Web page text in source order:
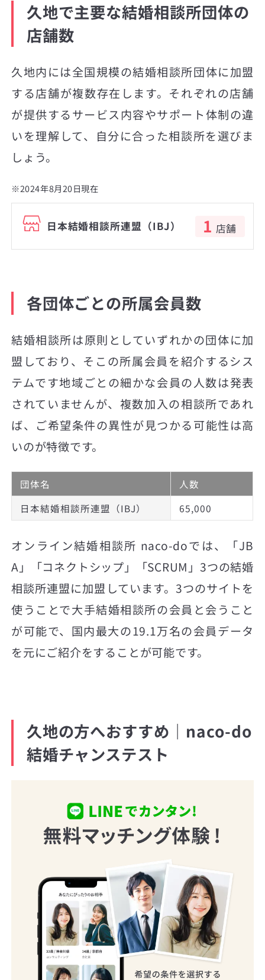
久地で主要な結婚相談所団体の
店舗数
久地内には全国規模の結婚相談所団体に加盟
する店舗が複数存在します。それぞれの店舗
が提供するサービス内容やサポート体制の違
いを理解して、自分に合った相談所を選びま
しょう。
※2024年8月20日現在
日本結婚相談所連盟（IBJ） 1 店舗
各団体ごとの所属会員数
結婚相談所は原則としていずれかの団体に加
盟しており、そこの所属会員を紹介するシス
テムです地域ごとの細かな会員の人数は発表
されていませんが、複数加入の相談所であれ
ば、ご希望条件の異性が見つかる可能性は高
いのが特徴です。
団体名
人数
日本結婚相談所連盟（IBJ）
65,000
オンライン結婚相談所 naco-doでは、「JB
A」「コネクトシップ」「SCRUM」3つの結婚
相談所連盟に加盟しています。3つのサイトを
使うことで大手結婚相談所の会員と会うこと
が可能で、国内最大の19.1万名の会員データ
を元にご紹介をすることが可能です。
久地の方へおすすめ｜naco-do
結婚チャンステスト